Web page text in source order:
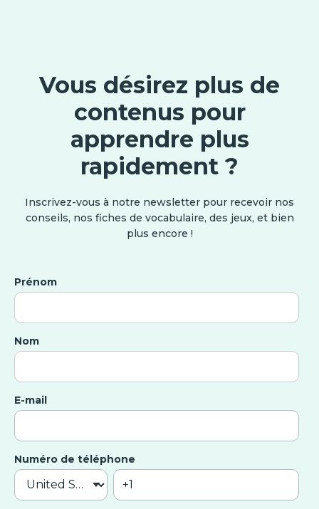
Vous désirez plus de
contenus pour
apprendre plus
rapidement ?
Inscrivez-vous à notre newsletter pour recevoir nos
conseils, nos fiches de vocabulaire, des jeux, et bien
plus encore !
Prénom
Nom
E-mail
Numéro de téléphone